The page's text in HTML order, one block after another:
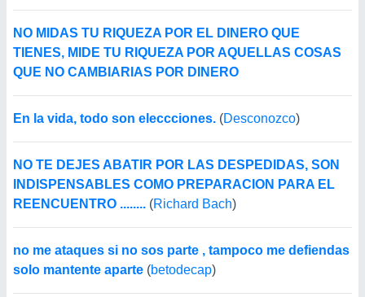
NO MIDAS TU RIQUEZA POR EL DINERO QUE
TIENES, MIDE TU RIQUEZA POR AQUELLAS COSAS
QUE NO CAMBIARIAS POR DINERO
En la vida, todo son eleccciones. (Desconozco)
NO TE DEJES ABATIR POR LAS DESPEDIDAS, SON
INDISPENSABLES COMO PREPARACION PARA EL
REENCUENTRO ........ (Richard Bach)
no me ataques si no sos parte , tampoco me defiendas
solo mantente aparte (betodecap)